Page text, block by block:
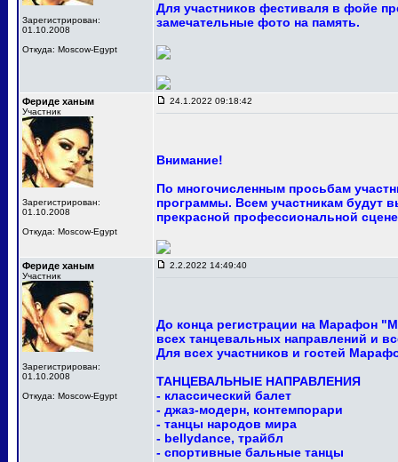
Зарегистрирован:
01.10.2008
Откуда: Moscow-Egypt
Для участников фестиваля в фойе
замечательные фото на память.
Фериде ханым
Участник
Зарегистрирован:
01.10.2008
Откуда: Moscow-Egypt
24.1.2022 09:18:42
Внимание!
По многочисленным просьбам
программы. Всем участникам будут
прекрасной профессиональной
Фериде ханым
Участник
Зарегистрирован:
01.10.2008
Откуда: Moscow-Egypt
2.2.2022 14:49:40
До конца регистрации на Марафон
всех танцевальных направлений и
Для всех участников и гостей
ТАНЦЕВАЛЬНЫЕ НАПРАВЛЕНИЯ
- классический балет
- джаз-модерн, контемпорари
- танцы народов мира
- bellydance, трайбл
- спортивные бальные танцы